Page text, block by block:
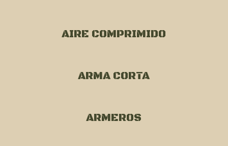
AIRE COMPRIMIDO
ARMA CORTA
ARMEROS